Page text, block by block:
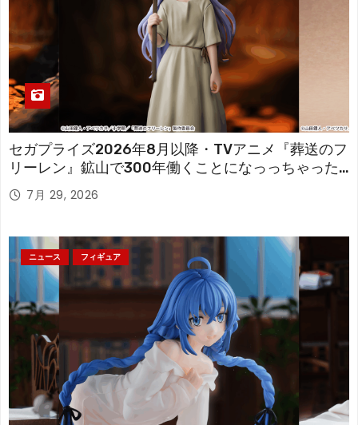
セガプライズ2026年8月以降・TVアニメ『葬送のフ
リーレン』鉱山で300年働くことになっっちゃった
「フリーレン」を立体化！
7月 29, 2026
ニュース フィギュア